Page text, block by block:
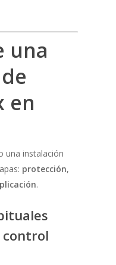
una
en
una instalación
protección,
.
control